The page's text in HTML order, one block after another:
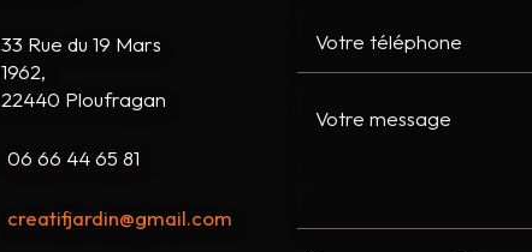
33 Rue du 19 Mars
1962,
22440 Ploufragan
06 66 44 65 81
creatifjardin@gmail.com